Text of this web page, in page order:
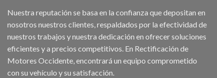
Nuestra reputación se basa en la confianza que depositan en
nosotros nuestros clientes, respaldados por la efectividad de
nuestros trabajos y nuestra dedicación en ofrecer soluciones
eficientes y a precios competitivos. En Rectificación de
Motores Occidente, encontrará un equipo comprometido
con su vehículo y su satisfacción.